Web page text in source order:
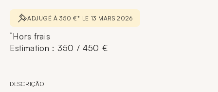
ADJUGÉ À 350 €* LE 13 MARS 2026
*Hors frais
Estimation : 350 / 450 €
DESCRIÇÃO